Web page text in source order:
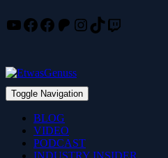
Skip
YouTube
Facebook
Facebook
Patreon
Instagram
TikTok
Twitch
Toggle Navigation
BLOG
VIDEO
PODCAST
INDUSTRY INSIDER